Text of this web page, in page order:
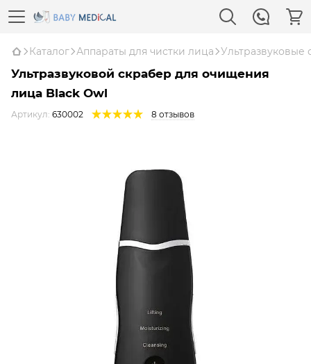
Каталог Аппараты для чистки лица Ультразвуковые
Ультразвуковой скрабер для очищения
лица Black Owl
Артикул: 630002 8 отзывов